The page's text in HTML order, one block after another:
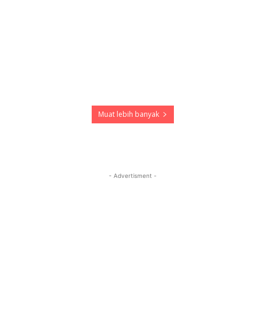
Muat lebih banyak
- Advertisment -